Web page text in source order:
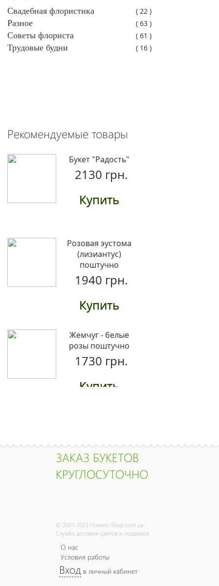
Свадебная флористика ( 22 )
Разное ( 63 )
Советы флориста ( 61 )
Трудовые будни ( 16 )
Рекомендуемые товары
Букет "Радость"
2130 грн.
Купить
Розовая эустома
(лизиантус)
поштучно
1940 грн.
Купить
Жемчуг - белые
розы поштучно
1730 грн.
Купить
2965 грн.
Купить
ЗАКАЗ БУКЕТОВ
КРУГЛОСУТОЧНО
© 2007-2023 Flowers-Shop.com.ua -
Служба доставки цветов и подарков
О нас
Условия работы
Вход в личный кабинет